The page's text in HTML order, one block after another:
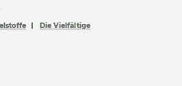
Die Vielfältige